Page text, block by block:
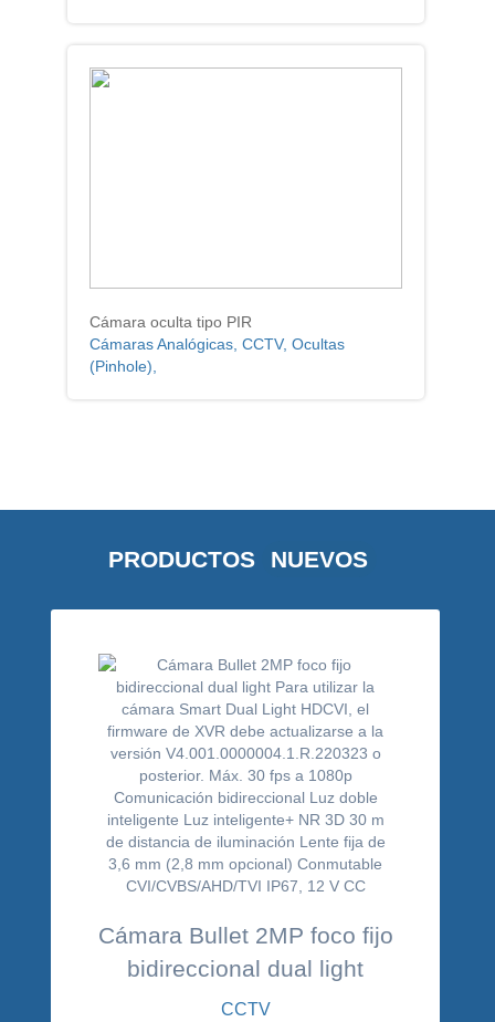
Cámara oculta tipo PIR
Cámaras Analógicas, CCTV, Ocultas
(Pinhole),
PRODUCTOS NUEVOS
Cámara Bullet 2MP foco fijo
bidireccional dual light
CCTV